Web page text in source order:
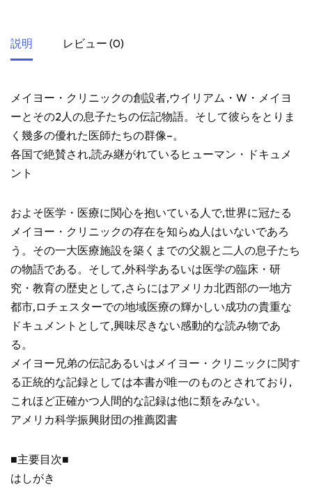
説明 レビュー (0)
メイヨー・クリニックの創設者,ウイリアム・W・メイヨ
ーとその2人の息子たちの伝記物語。そして彼らをとりま
く幾多の優れた医師たちの群像–。
各国で絶賛され,読み継がれているヒューマン・ドキュメ
ント
およそ医学・医療に関心を抱いている人で,世界に冠たる
メイヨー・クリニックの存在を知らぬ人はいないであろ
う。その一大医療施設を築くまでの父親と二人の息子たち
の物語である。そして,外科学あるいは医学の臨床・研
究・教育の歴史として,さらにはアメリカ北西部の一地方
都市,ロチェスターでの地域医療の輝かしい成功の貴重な
ドキュメントとして,興味尽きない感動的な読み物であ
る。
メイヨー兄弟の伝記あるいはメイヨー・クリニックに関す
る正統的な記録としては本書が唯一のものとされており,
これほど正確かつ人間的な記録は他に類をみない。
アメリカ科学振興財団の推薦図書
■主要目次■
はしがき